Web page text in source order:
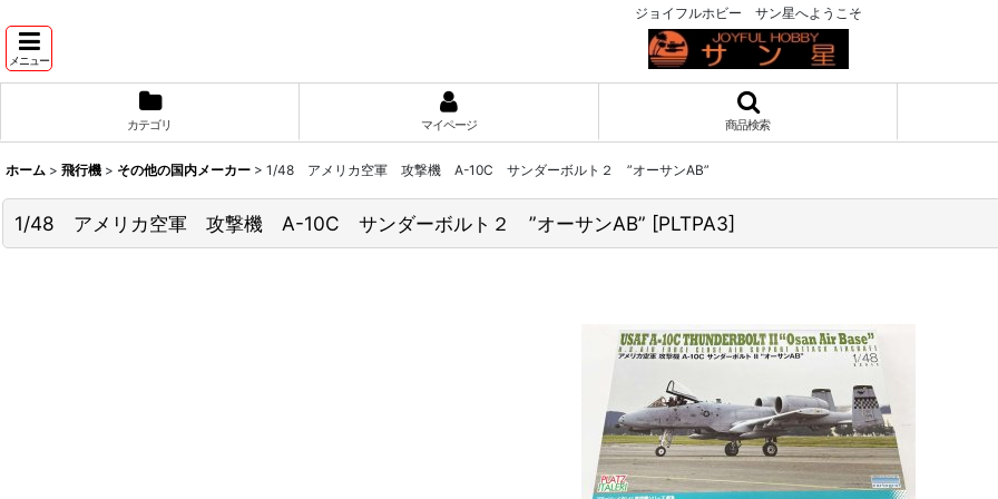
ジョイフルホビー サン星へようこそ
メニュー
カテゴリ マイページ 商品検索
ホーム > 飛行機 > その他の国内メーカー > 1/48 アメリカ空軍 攻撃機 A-10C サンダーボルト２ ”オーサンAB”
1/48 アメリカ空軍 攻撃機 A-10C サンダーボルト２ ”オーサンAB” [PLTPA3]